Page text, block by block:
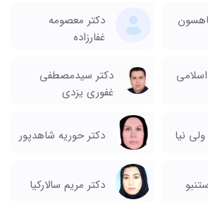
دکتر معصومه
غفارزاده
دکتر سیدمصطفی
غفوری یزدی
نیا دکتر حوریه شاهدپور
دکتر مریم سالارکیا